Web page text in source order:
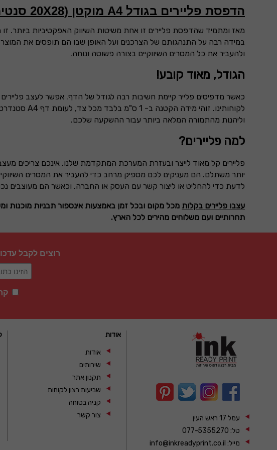
הדפסת פליירים בגודל A4 מוקטן (20X28 סנטימטר)
מאז ומתמיד שהדפסת פליירים זו אחת משיטות השיווק האפקטיביות ביותר.
במידה רבה על התנהגותם של הצרכנים ועל האופן שבו הם תופסים את
ולהעביר את כל המסרים השיווקיים בצורה פשוטה ונוחה.
הגודל, מאוד קובע!
כאשר מדפיסים פלייר קיימת חשיבות רבה לגודל של הדף. אפשר לעצב
לקוחותינו. זוהי מידה הקטנה ב- 1 ס"מ בלבד מכל צד, לעומת דף
A4
וליהנות מהתמורה המלאה ביותר עבור ההשקעה שלכם.
למה פליירים?
פליירים קל מאוד לייצר ובעזרת המערכת המתקדמת שלנו, אינכם צריכים
יותר משתלם. הם מעניקים לכם מספיק מרחב כדי להעביר את המסרים
לדעת כדי להחליט או ליצור קשר עם העסק או החברה. וכאשר הם מעוצבים
עצבו פליירים בקלות מכל מקום ובכל זמן באמצעות אינספור תבניות
תחרותיים ועם משלוחים מהירים לכל הארץ.
רוצים לקבל
עמל 17 ראש העין
טל: 077-5355270
מייל: info@inkreadyprint.co.il
אודות
אודות
שירותים
תקנון אתר
שביעות רצון לקוחות
קניה בטוחה
צור קשר